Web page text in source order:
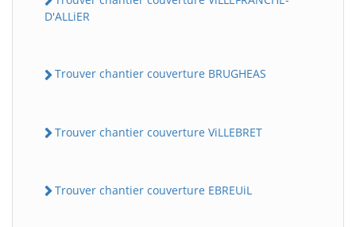
D'ALLiER
Trouver chantier couverture BRUGHEAS
Trouver chantier couverture ViLLEBRET
Trouver chantier couverture EBREUiL